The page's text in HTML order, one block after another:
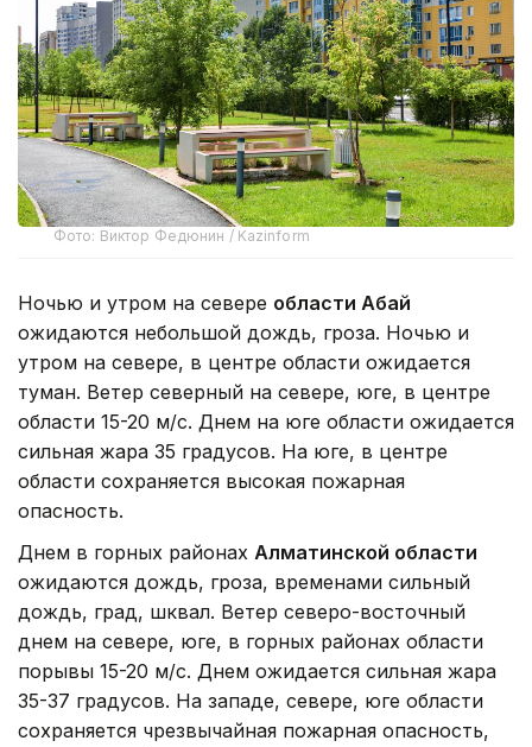
Фото: Виктор Федюнин / Kazinform
Ночью и утром на севере области Абай
ожидаются небольшой дождь, гроза. Ночью и
утром на севере, в центре области ожидается
туман. Ветер северный на севере, юге, в центре
области 15-20 м/с. Днем на юге области ожидается
сильная жара 35 градусов. На юге, в центре
области сохраняется высокая пожарная
опасность.
Днем в горных районах Алматинской области
ожидаются дождь, гроза, временами сильный
дождь, град, шквал. Ветер северо-восточный
днем на севере, юге, в горных районах области
порывы 15-20 м/с. Днем ожидается сильная жара
35-37 градусов. На западе, севере, юге области
сохраняется чрезвычайная пожарная опасность,